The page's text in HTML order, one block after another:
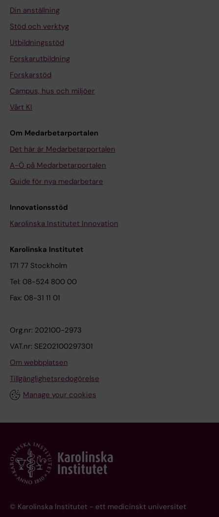
Din anställning
Stöd och verktyg
Utbildningsstöd
Forskarutbildning
Forskarstöd
Campus, hus och miljöer
Vårt KI
Om Medarbetarportalen
Det här är Medarbetarportalen
A-Ö på Medarbetarportalen
Guide för nya medarbetare
Innovationsstöd
Karolinska Institutet Innovation
Karolinska Institutet
171 77 Stockholm
Tel: 08-524 800 00
Fax: 08-31 11 01
Org.nr: 202100-2973
VAT.nr: SE202100297301
Om webbplatsen
Tillgänglighetsredogörelse
Manage your cookies
© Karolinska Institutet - ett medicinskt universitet